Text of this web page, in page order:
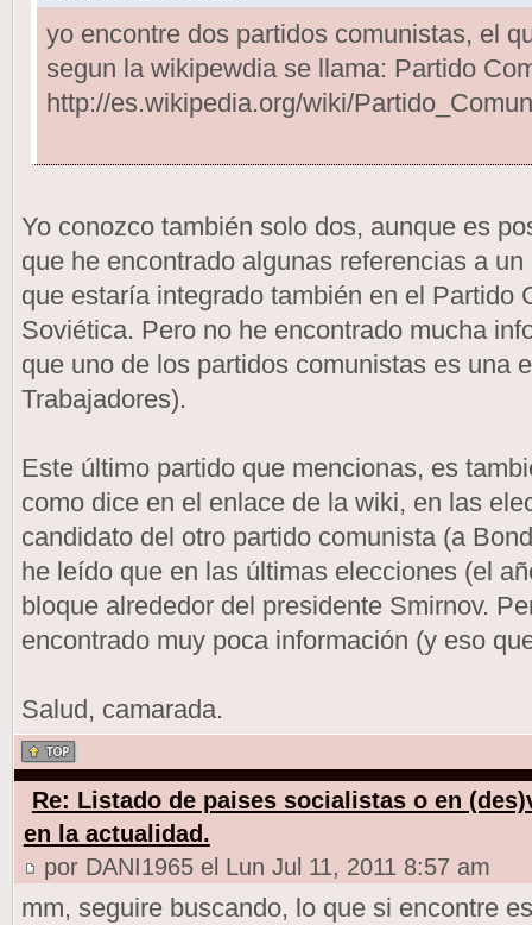
yo encontre dos partidos comunistas, el
segun la wikipewdia se llama: Partido
http://es.wikipedia.org/wiki/
Yo conozco también solo dos, aunque es
que he encontrado algunas referencias a
que estaría integrado también en el Partido
Soviética. Pero no he encontrado mucha
que uno de los partidos comunistas es una
Trabajadores).
Este último partido que mencionas, es
como dice en el enlace de la wiki, en las
candidato del otro partido comunista (a
he leído que en las últimas elecciones (el
bloque alrededor del presidente Smirnov.
encontrado muy poca información (y eso
Salud, camarada.
Re: Listado de paises socialistas o en
en la actualidad.
por DANI1965 el Lun Jul 11, 2011 8:57 am
mm, seguire buscando, lo que si encontre